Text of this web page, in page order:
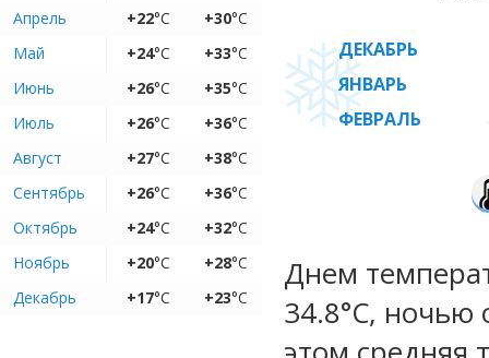
Апрель
+22°C +30°C
Май
+24°C +33°C
Июнь
+26°C +35°C
Июль
+26°C +36°C
Август
+27°C +38°C
Сентябрь
+26°C +36°C
Октябрь
+24°C +32°C
Ноябрь
+20°C +28°C
Декабрь
+17°C +23°C
ДЕКАБРЬ
ЯНВАРЬ
ФЕВРАЛЬ
Днем
34.8°C, ночью